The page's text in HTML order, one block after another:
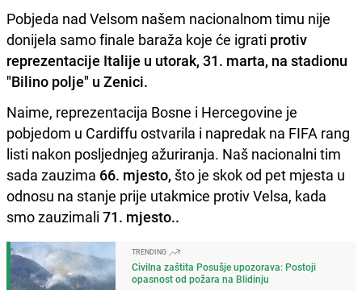
Pobjeda nad Velsom našem nacionalnom timu nije
donijela samo finale baraža koje će igrati protiv
reprezentacije Italije u utorak, 31. marta, na stadionu
"Bilino polje" u Zenici.
Naime, reprezentacija Bosne i Hercegovine je
pobjedom u Cardiffu ostvarila i napredak na FIFA rang
listi nakon posljednjeg ažuriranja. Naš nacionalni tim
sada zauzima 66. mjesto, što je skok od pet mjesta u
odnosu na stanje prije utakmice protiv Velsa, kada
smo zauzimali 71. mjesto..
TRENDING
Civilna zaštita Posušje upozorava: Postoji
opasnost od požara na Blidinju